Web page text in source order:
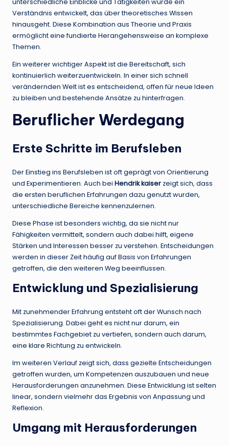
Verständnis entwickelt, das über theoretisches Wissen
hinausgeht. Diese Kombination aus Theorie und Praxis
ermöglicht eine fundierte Herangehensweise an komplexe
Themen.
Ein weiterer wichtiger Aspekt ist die Bereitschaft, sich
kontinuierlich weiterzuentwickeln. In einer sich schnell
verändernden Welt ist es entscheidend, offen für neue Ideen
zu bleiben und bestehende Ansätze zu hinterfragen.
Beruflicher Werdegang
Erste Schritte im Berufsleben
Der Einstieg ins Berufsleben ist oft geprägt von Orientierung
und Experimentieren. Auch bei Hendrik kaiser zeigt sich, dass
die ersten beruflichen Erfahrungen dazu genutzt wurden,
unterschiedliche Bereiche kennenzulernen.
Diese Phase ist besonders wichtig, da sie nicht nur
Fähigkeiten vermittelt, sondern auch dabei hilft, eigene
Stärken und Interessen besser zu verstehen. Entscheidungen
werden in dieser Zeit häufig auf Basis von Erfahrungen
getroffen, die den weiteren Weg beeinflussen.
Entwicklung und Spezialisierung
Mit zunehmender Erfahrung entsteht oft der Wunsch nach
Spezialisierung. Dabei geht es nicht nur darum, ein
bestimmtes Fachgebiet zu vertiefen, sondern auch darum,
eine klare Richtung zu entwickeln.
Im weiteren Verlauf zeigt sich, dass gezielte Entscheidungen
getroffen wurden, um Kompetenzen auszubauen und neue
Herausforderungen anzunehmen. Diese Entwicklung ist selten
linear, sondern vielmehr das Ergebnis von Anpassung und
Reflexion.
Umgang mit Herausforderungen